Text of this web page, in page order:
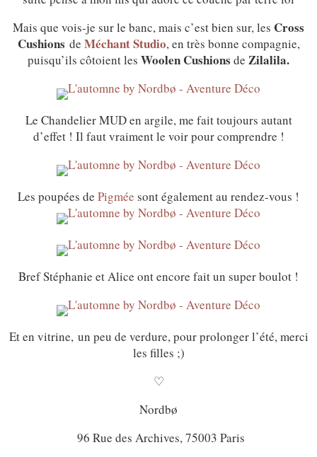
Mais que vois-je sur le banc, mais c’est bien sur, les Cross
Cushions de Méchant Studio, en très bonne compagnie,
puisqu’ils côtoient les Woolen Cushions de Zilalila.
Le Chandelier MUD en argile, me fait toujours autant
d’effet ! Il faut vraiment le voir pour comprendre !
Les poupées de Pigmée sont également au rendez-vous !
Bref Stéphanie et Alice ont encore fait un super boulot !
Et en vitrine, un peu de verdure, pour prolonger l’été, merci
les filles ;)
♡
Nordbø
96 Rue des Archives, 75003 Paris